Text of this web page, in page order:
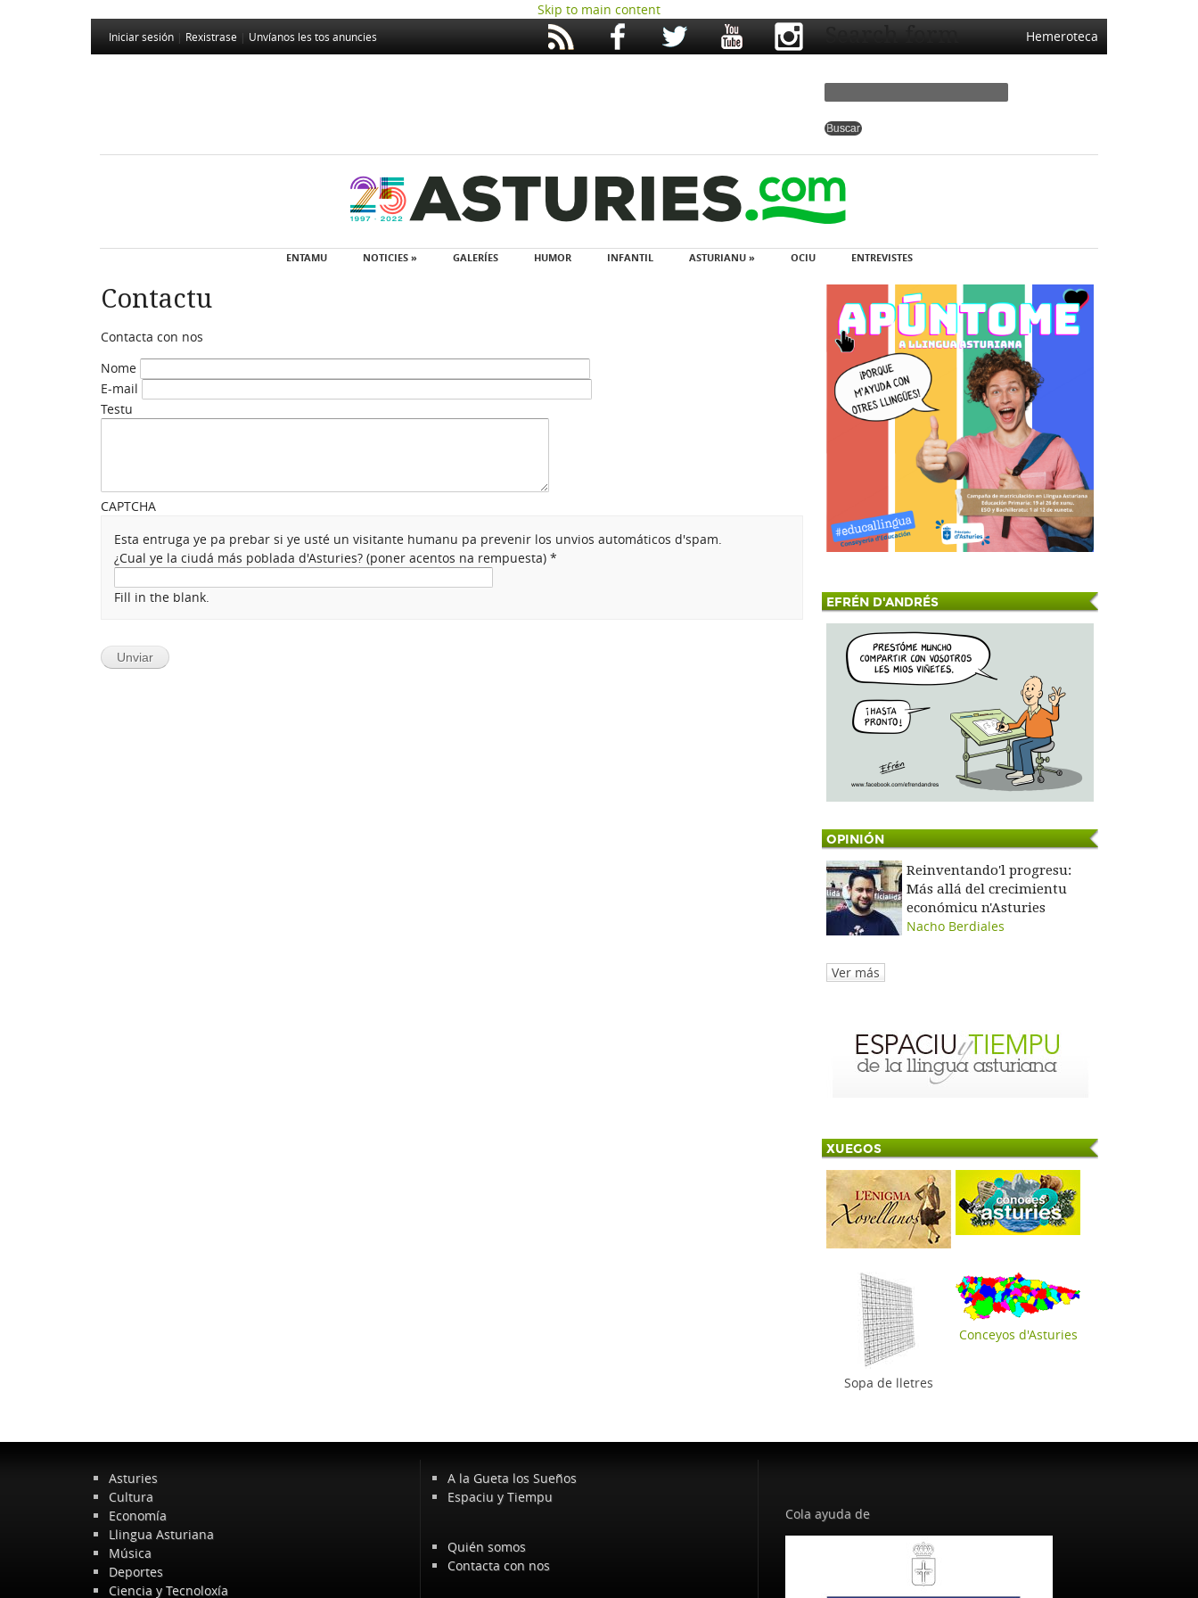
Skip to main content
Iniciar sesión Rexistrase Unvíanos les tos anuncies Hemeroteca
Search form
ENTAMU NOTICIES » GALERÍES HUMOR INFANTIL ASTURIANU » OCIU ENTREVISTES
Contactu
Contacta con nos
Nome
E-mail
Testu
CAPTCHA
Esta entruga ye pa prebar si ye usté un visitante humanu pa prevenir los unvios automáticos d'spam.
¿Cual ye la ciudá más poblada d'Asturies? (poner acentos na rempuesta)*
Fill in the blank. EFRÉN D'ANDRÉS
OPINIÓN
Reinventando'l progresu:
Más allá del crecimientu
económicu n'Asturies
Nacho Berdiales
Ver más
XUEGOS
Sopa de lletres
Conceyos d'Asturies
Asturies
Cultura
Economía
Llingua Asturiana
Música
Deportes
Ciencia y Tecnoloxía
A la Gueta los Sueños
Espaciu y Tiempu
Quién somos
Contacta con nos
Cola ayuda de